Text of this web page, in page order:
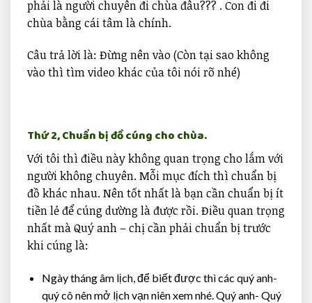
phải là người chuyên đi chùa đâu??? . Con đi đi
chùa bằng cái tâm là chính.
Câu trả lời là: Đừng nên vào (Còn tại sao không
vào thì tìm video khác của tôi nói rõ nhé)
Thứ 2, Chuẩn bị đồ cúng cho chùa.
Với tôi thì điều này không quan trọng cho lắm với
người không chuyên. Mỗi mục đích thì chuẩn bị
đồ khác nhau. Nên tốt nhất là bạn cần chuẩn bị ít
tiền lẻ để cúng dường là được rồi. Điều quan trọng
nhất mà Quý anh – chị cần phải chuẩn bị trước
khi cúng là:
Ngày tháng âm lịch, để biết được thì các quý anh-
quý cô nên mở lịch vạn niên xem nhé. Quý anh- Quý